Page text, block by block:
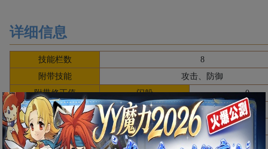
详细信息
技能栏数
8
附带技能
攻击、防御
附带修正值
闪躲
0
必杀
0
附带抵抗值
毒
石化
0